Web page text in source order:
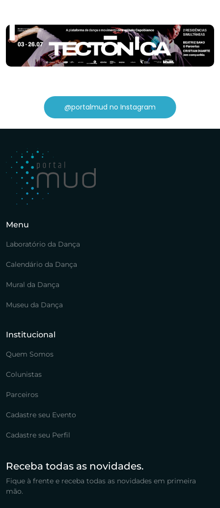
@portalmud no Instagram
Menu
Laboratório da Dança
Calendário da Dança
Mural da Dança
Museu da Dança
Institucional
Quem Somos
Colunistas
Parceiros
Cadastre seu Evento
Cadastre seu Perfil
Receba todas as novidades.
Fique à frente e receba todas as novidades em primeira
mão.